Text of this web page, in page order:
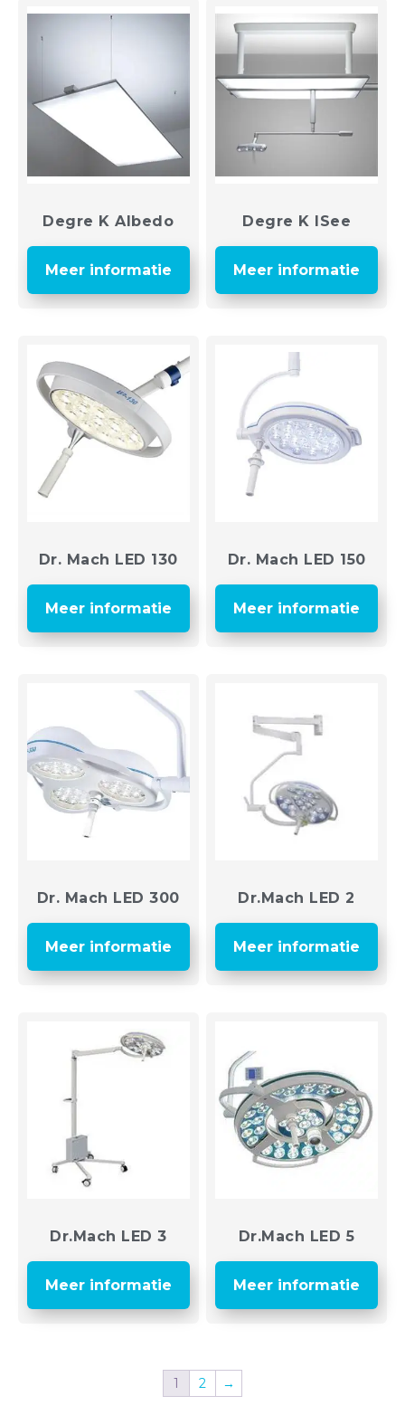
Degre K Albedo
Meer informatie
Degre K ISee
Meer informatie
Dr. Mach LED 130
Meer informatie
Dr. Mach LED 150
Meer informatie
Dr. Mach LED 300
Meer informatie
Dr.Mach LED 2
Meer informatie
Dr.Mach LED 3
Meer informatie
Dr.Mach LED 5
Meer informatie
1 2 →